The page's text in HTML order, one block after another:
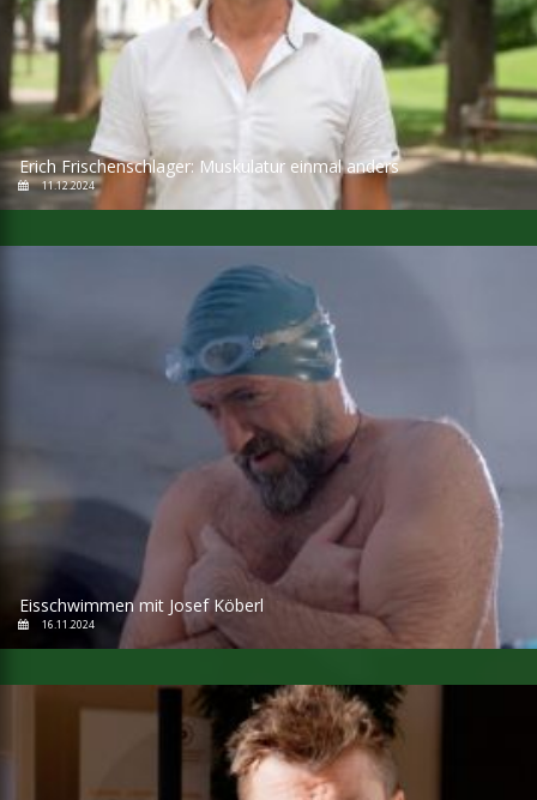
Erich Frischenschlager: Muskulatur einmal anders
11.12.2024
Eisschwimmen mit Josef Köberl
16.11.2024